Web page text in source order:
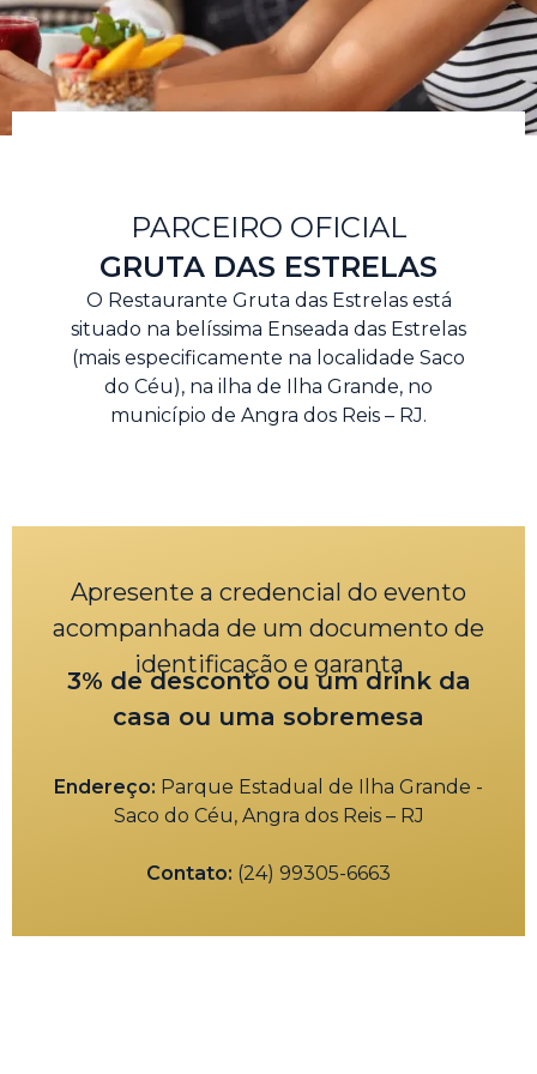
PARCEIRO OFICIAL
GRUTA DAS ESTRELAS
O Restaurante Gruta das Estrelas está
situado na belíssima Enseada das Estrelas
(mais especificamente na localidade Saco
do Céu), na ilha de Ilha Grande, no
município de Angra dos Reis – RJ.
Apresente a credencial do evento
acompanhada de um documento de
identificação e garanta
3% de desconto ou um drink da
casa ou uma sobremesa
Endereço: Parque Estadual de Ilha Grande -
Saco do Céu, Angra dos Reis – RJ
Contato: (24) 99305-6663